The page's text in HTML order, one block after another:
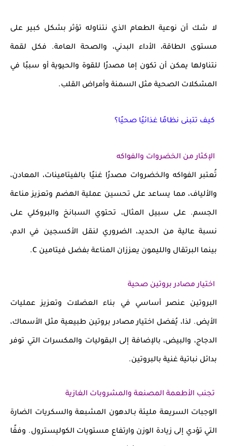
لا شك أن نوعية الطعام الذي نتناوله تؤثر بشكل كبير على
مستوى الطاقة، الأداء البدني، والصحة العامة. فكل لقمة
نتناولها يمكن أن تكون إما مصدرًا للقوة والحيويةأو سببًا في
المشكلات الصحية مثل السمنة وأمراض القلب.
كيف تتبنى نظامًا غذائيًا صحيًا؟
الإكثار من الخضروات والفواكه
تُعتبر الفواكه والخضروات مصدرًا غنيًا بالفيتامينات، المعادن،
والألياف، مما يساعد على تحسين عملية الهضم وتعزيز مناعة
الجسم. على سبيل المثال، تحتوي السبانخ والبروكلي على
نسبة عالية من الحديد، الضروري لنقل الأكسجين في الدم،
بينما البرتقال والليمون يعززان المناعة بفضل فيتامين C.
اختيار مصادر بروتين صحية
البروتين عنصر أساسي في بناء العضلات وتعزيز عمليات
الأيض. لذا، يُفضل اختيارمصادر بروتين طبيعية مثل الأسماك،
الدجاج، والبيض، بالإضافة إلى البقوليات والمكسرات التي توفر
بدائل نباتية غنية بالبروتين.
تجنب الأطعمة المصنعة والمشروبات الغازية
الوجبات السريعة مليئة بـالدهون المشبعة والسكريات الضارة
التي تؤدي إلى زيادة الوزن وارتفاع مستويات الكوليسترول. وفقًا